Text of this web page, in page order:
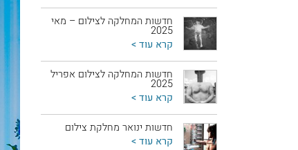
חדשות המחלקה לצילום – מאי
2025
קרא עוד >
חדשות המחלקה לצילום אפריל
2025
קרא עוד >
חדשות ינואר מחלקת צילום
קרא עוד >